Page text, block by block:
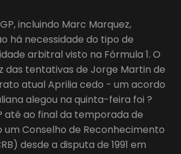
incluindo Marc Marquez,
há necessidade do tipo de
arbitral visto na Fórmula 1. O
das tentativas de Jorge Martin de
atual Aprilia cedo - um acordo
alegou na quinta-feira foi ?
até ao final da temporada de
um Conselho de Reconhecimento
desde a disputa de 1991 em